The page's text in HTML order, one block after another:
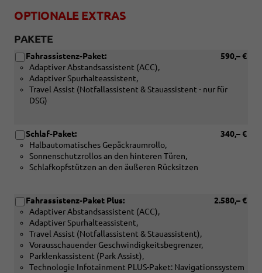
OPTIONALE EXTRAS
PAKETE
590,– €
Fahrassistenz-Paket:
Adaptiver Abstandsassistent (ACC),
Adaptiver Spurhalteassistent,
Travel Assist (Notfallassistent & Stauassistent - nur für
DSG)
340,– €
Schlaf-Paket:
Halbautomatisches Gepäckraumrollo,
Sonnenschutzrollos an den hinteren Türen,
Schlafkopfstützen an den äußeren Rücksitzen
2.580,– €
Fahrassistenz-Paket Plus:
Adaptiver Abstandsassistent (ACC),
Adaptiver Spurhalteassistent,
Travel Assist (Notfallassistent & Stauassistent),
Vorausschauender Geschwindigkeitsbegrenzer,
Parklenkassistent (Park Assist),
Technologie Infotainment PLUS-Paket: Navigationssystem